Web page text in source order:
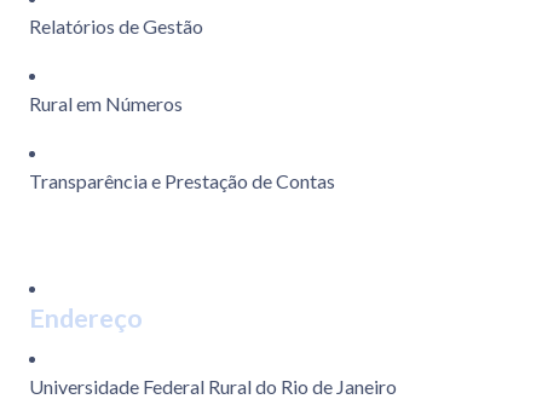
Relatórios de Gestão
Rural em Números
Transparência e Prestação de Contas
Endereço
Universidade Federal Rural do Rio de Janeiro